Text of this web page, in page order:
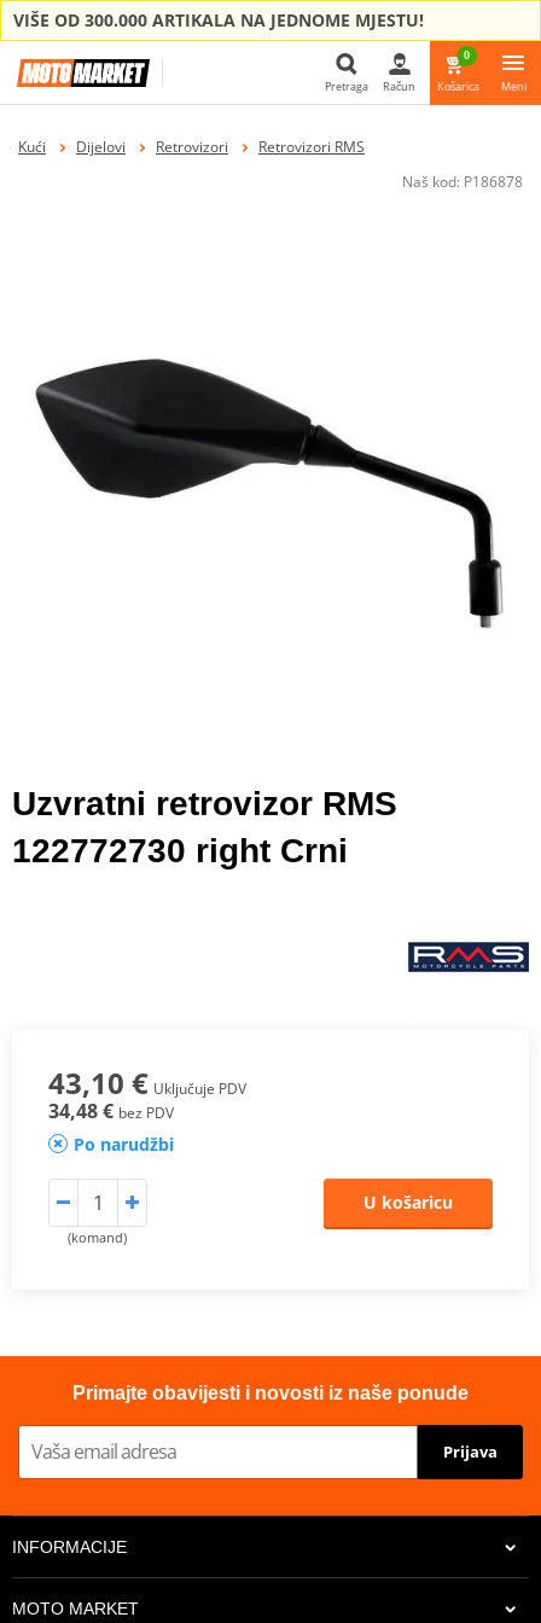
VIŠE OD 300.000 ARTIKALA NA JEDNOME MJESTU!
Pretraga Račun
0
Košarica Meni
Kući Dijelovi Retrovizori
Retrovizori RMS
Naš kod: P186878
Uzvratni retrovizor RMS
122772730 right Crni
43,10 € Uključuje PDV
34,48 € bez PDV
Po narudžbi
(komand)
U košaricu
Primajte obavijesti i novosti iz naše ponude
Prijava
INFORMACIJE
MOTO MARKET